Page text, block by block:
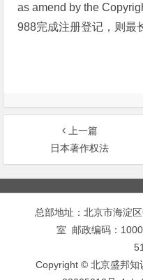
as amend by the
988完成注册登记，则最
上一篇
日本著作权法
文
章
总部地址：北京市海淀
室 邮政编码：
Copyright © 北京盛邦